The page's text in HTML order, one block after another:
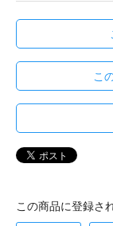
こ
この商品に登録さ